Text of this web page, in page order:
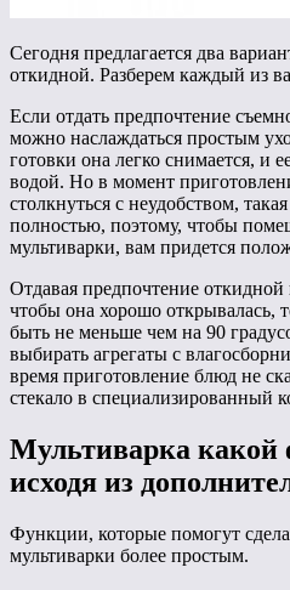
Сегодня предлагается два
откидной. Разберем каждый из
Если отдать предпочтение
можно наслаждаться простым
готовки она легко снимается, и
водой. Но в момент
столкнуться с неудобством,
полностью, поэтому, чтобы
мультиварки, вам придется
Отдавая предпочтение
чтобы она хорошо открывалась,
быть не меньше чем на 90
выбирать агрегаты с
время приготовление блюд не
стекало в специализированный
Мультиварка
исходя из
Функции, которые помогут
мультиварки более простым.